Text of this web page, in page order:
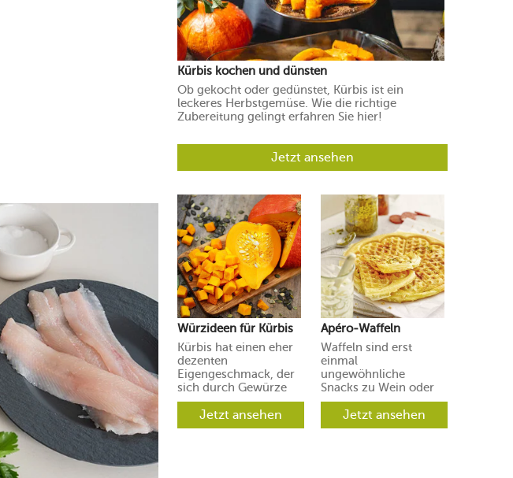
Kürbis kochen und dünsten
Ob gekocht oder gedünstet, Kürbis ist ein
leckeres Herbstgemüse. Wie die richtige
Zubereitung gelingt erfahren Sie hier!
Jetzt ansehen
Würzideen für Kürbis
Kürbis hat einen eher
dezenten
Eigengeschmack, der
sich durch Gewürze
und Aromen leicht in
verschiedene
Richtungen lenken
Jetzt ansehen
Apéro-Waffeln
Waffeln sind erst
einmal
ungewöhnliche
Snacks zu Wein oder
Prosecco. Ihre Gäste
werden aber
begeistert sein.
Jetzt ansehen